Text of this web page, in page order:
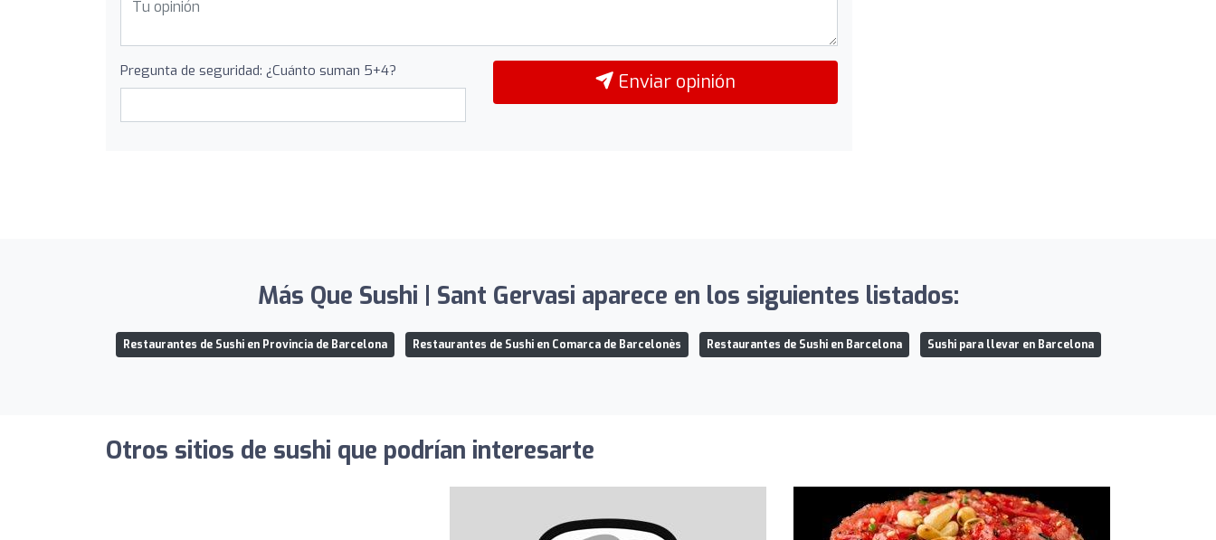
Pregunta de seguridad: ¿Cuánto suman 5+4? Enviar opinión
Más Que Sushi | Sant Gervasi aparece en los siguientes listados:
Restaurantes de Sushi en Provincia de Barcelona Restaurantes de Sushi en Comarca de Barcelonès Restaurantes de Sushi en Barcelona Sushi para llevar en Barcelona
Otros sitios de sushi que podrían interesarte